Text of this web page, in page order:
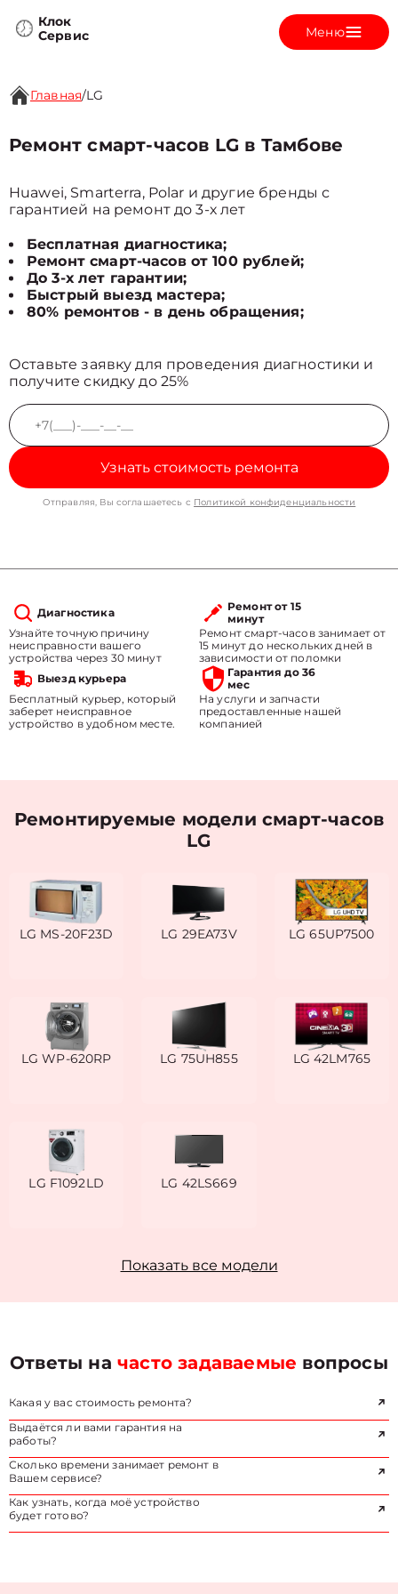
Клок
Сервис
Меню
Главная/LG
Ремонт смарт-часов LG в Тамбове
Huawei, Smarterra, Polar и другие бренды с
гарантией на ремонт до 3-х лет
Бесплатная диагностика;
Ремонт смарт-часов от 100 рублей;
До 3-х лет гарантии;
Быстрый выезд мастера;
80% ремонтов - в день обращения;
Оставьте заявку для проведения диагностики и
получите скидку до 25%
Узнать стоимость ремонта
Отправляя, Вы соглашаетесь с Политикой конфиденциальности
Диагностика
Узнайте точную причину
неисправности вашего
устройства через 30 минут
Ремонт от 15
минут
Ремонт смарт-часов занимает от
15 минут до нескольких дней в
зависимости от поломки
Выезд курьера
Бесплатный курьер, который
заберет неисправное
устройство в удобном месте.
Гарантия до 36
мес
На услуги и запчасти
предоставленные нашей
компанией
Ремонтируемые модели смарт-часов
LG
LG MS-20F23D LG 29EA73V LG 65UP7500
LG WP-620RP LG 75UH855 LG 42LM765
LG F1092LD LG 42LS669
Показать все модели
Ответы начасто задаваемые вопросы
Какая у вас стоимость ремонта?
Выдаётся ли вами гарантия на
работы?
Сколько времени занимает ремонт в
Вашем сервисе?
Как узнать, когда моё устройство
будет готово?